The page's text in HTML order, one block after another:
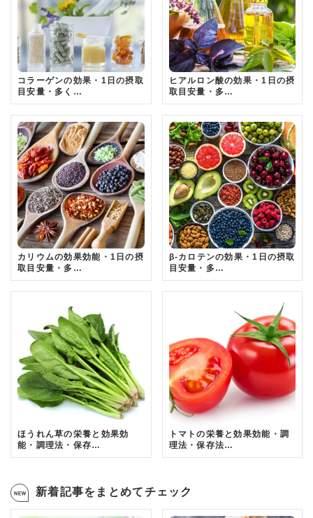
コラーゲンの効果・1日の摂取
目安量・多く…
ヒアルロン酸の効果・1日の摂
取目安量・多…
カリウムの効果効能・1日の摂
取目安量・多…
β-カロテンの効果・1日の摂取
目安量・多…
ほうれん草の栄養と効果効
能・調理法・保存…
トマトの栄養と効果効能・調
理法・保存法…
新着記事をまとめてチェック